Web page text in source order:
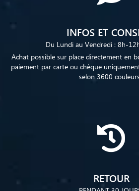
INFOS ET
Du Lundi au Vendredi : 8h-
Achat possible sur place directement en
paiement par carte ou chèque
selon 3600
RETOUR